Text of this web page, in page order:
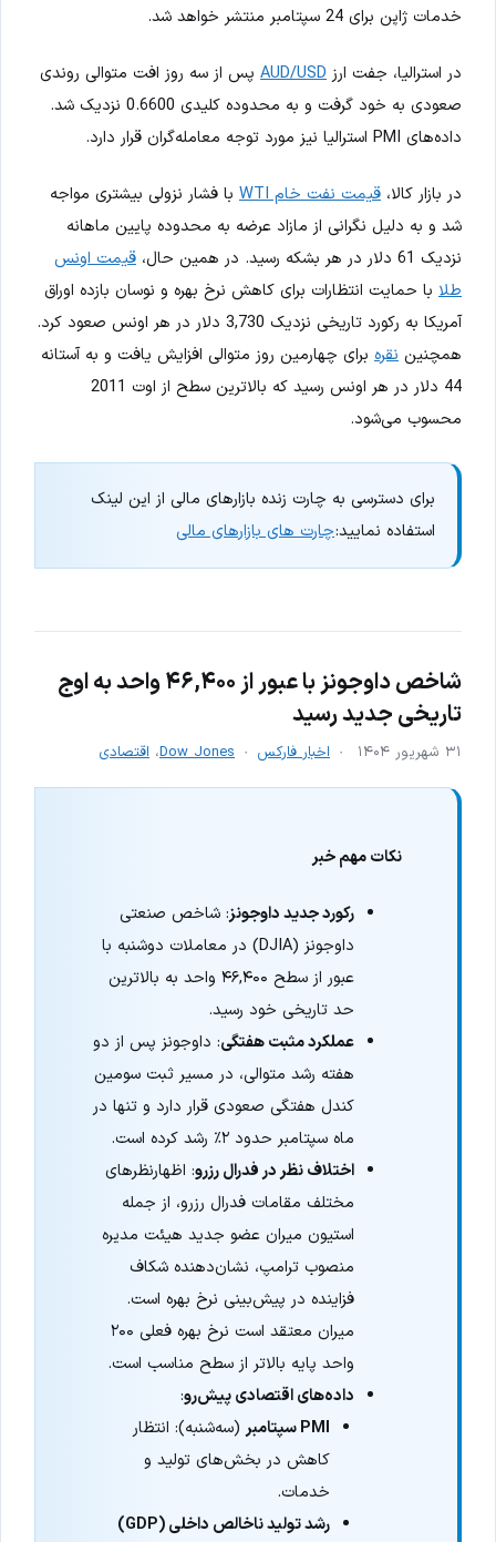
خدمات ژاپن برای 24 سپتامبر منتشر خواهد شد.
در استرالیا، جفت ارز AUD/USD پس از سه روز افت متوالی روندی
صعودی به خود گرفت و به محدوده کلیدی 0.6600 نزدیک شد.
داده‌های PMI استرالیا نیز مورد توجه معامله‌گران قرار دارد.
در بازار کالا، قیمت نفت خام WTI
با فشار نزولی بیشتری مواجه
شد و به دلیل نگرانی از مازاد عرضه به محدوده پایین ماهانه
نزدیک 61 دلار در هر بشکه رسید. در همین حال،
قیمت اونس
طلا با حمایت انتظارات برای کاهش نرخ بهره و نوسان بازده اوراق
آمریکا به رکورد تاریخی نزدیک 3,730 دلار در هر اونس صعود کرد.
همچنین نقره برای چهارمین روز متوالی افزایش یافت و به آستانه
44 دلار در هر اونس رسید که بالاترین سطح از اوت 2011
محسوب می‌شود.
برای دسترسی به چارت زنده بازارهای مالی از این لینک
استفاده نمایید:چارت های بازارهای مالی
شاخص داوجونز با عبور از ۴۶,۴۰۰ واحد به اوج
تاریخی جدید رسید
۳۱ شهریور ۱۴۰۴ اخبار فارکس Dow Jones، اقتصادی
نکات مهم خبر
رکورد جدید داوجونز: شاخص صنعتی
داوجونز (DJIA) در معاملات دوشنبه با
عبور از سطح ۴۶,۴۰۰ واحد به بالاترین
حد تاریخی خود رسید.
عملکرد مثبت هفتگی: داوجونز پس از دو
هفته رشد متوالی، در مسیر ثبت سومین
کندل هفتگی صعودی قرار دارد و تنها در
ماه سپتامبر حدود ۲٪ رشد کرده است.
اختلاف نظر در فدرال رزرو: اظهارنظرهای
مختلف مقامات فدرال رزرو، از جمله
استیون میران عضو جدید هیئت مدیره
منصوب ترامپ، نشان‌دهنده شکاف
فزاینده در پیش‌بینی نرخ بهره است.
میران معتقد است نرخ بهره فعلی ۲۰۰
واحد پایه بالاتر از سطح مناسب است.
داده‌های اقتصادی پیش‌رو:
PMI سپتامبر
(سه‌شنبه): انتظار
کاهش در بخش‌های تولید و
خدمات.
رشد تولید ناخالص داخلی (GDP)